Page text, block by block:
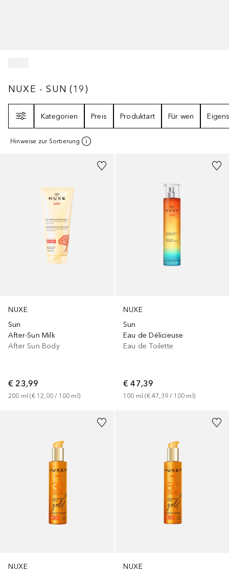
NUXE - SUN 19
NUXE - SUN (19)
Kategorien
Preis Produktart Für wen
Hinweise zur Sortierung
NUXE
Sun
After-Sun Milk
After Sun Body
€ 23,99
200 ml (€ 12,00 / 100 ml )
NUXE
Sun
Eau de Délicieuse
Eau de Toilette
€ 47,39
100 ml (€ 47,39 / 100 ml )
NUXE
NUXE